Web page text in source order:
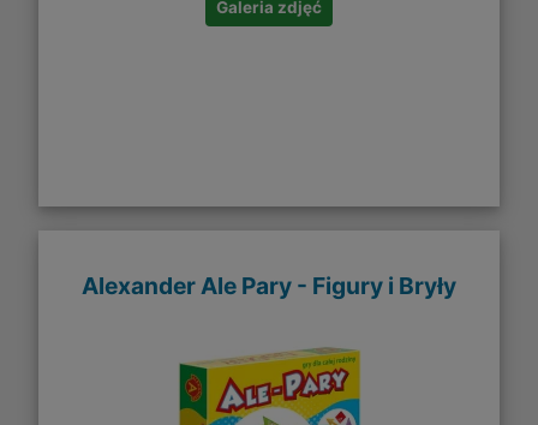
Galeria zdjęć
Alexander Ale Pary - Figury i Bryły